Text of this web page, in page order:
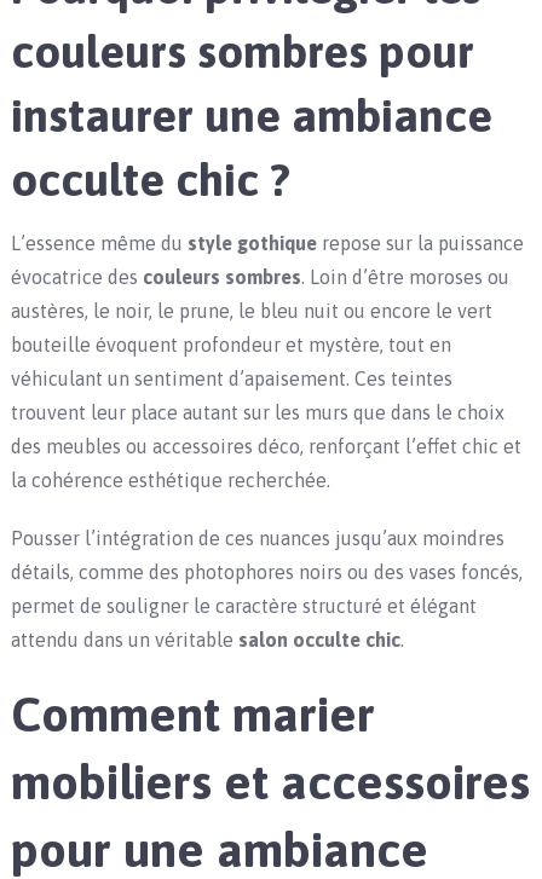
couleurs sombres pour
instaurer une ambiance
occulte chic ?
L’essence même du style gothiquerepose sur la puissance
évocatrice des couleurs sombres. Loin d’être moroses ou
austères, le noir, le prune, le bleu nuit ou encore le vert
bouteille évoquent profondeur et mystère, tout en
véhiculant un sentiment d’apaisement. Ces teintes
trouvent leur place autant sur les murs que dans le choix
des meubles ou accessoires déco, renforçant l’effet chic et
la cohérence esthétique recherchée.
Pousser l’intégration de ces nuances jusqu’aux moindres
détails, comme des photophores noirs ou des vases foncés,
permet de souligner le caractère structuré et élégant
attendu dans un véritable salon occulte chic.
Comment marier
mobiliers et accessoires
pour une ambiance